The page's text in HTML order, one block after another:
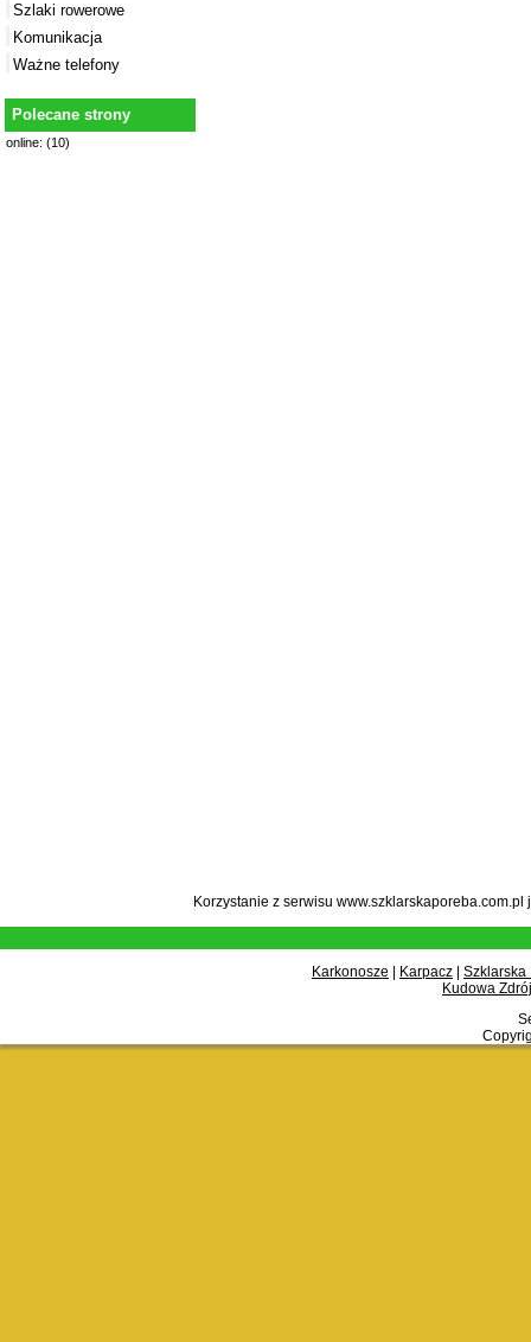
Szlaki rowerowe
Komunikacja
Ważne telefony
Polecane strony
online: (10)
Korzystanie z serwisu
Karkonosze Karpacz
Szklarska
Kudowa